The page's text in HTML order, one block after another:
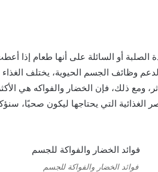
الصلبة أو السائلة على أنها طعام إذا
لدعم وظائف الجسم الحيوية، يختلف
ومع ذلك، فإن الخضار والفواكه هي
الغذائية التي يحتاجها ليكون صحيًا،
فوائد الخضار والفواكة للجسم